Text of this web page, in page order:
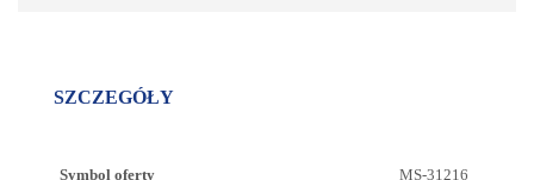
SZCZEGÓŁY
Symbol oferty MS-31216